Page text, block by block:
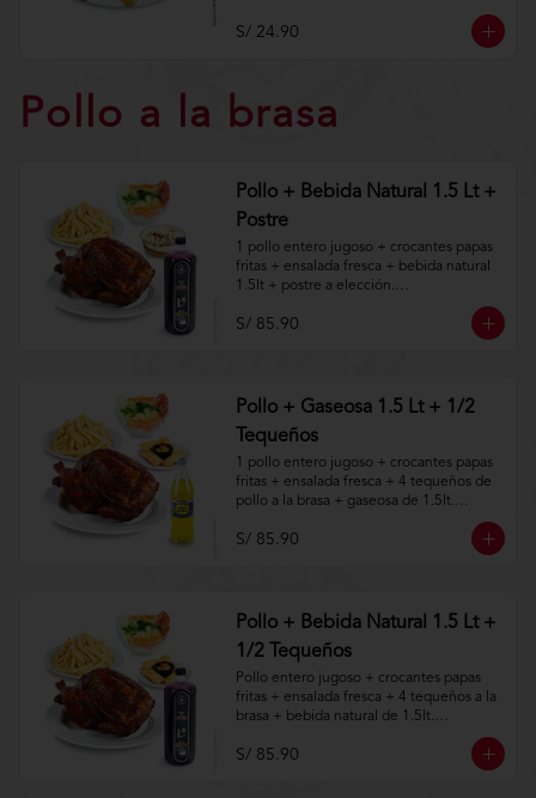
condiciones.https://www.lenaycarbon.co
m/TYCGenerales
S/ 24.90
Pollo a la brasa
Pollo + Bebida Natural 1.5 Lt +
Postre
1 pollo entero jugoso + crocantes papas
fritas + ensalada fresca + bebida natural
1.5lt + postre a elección.
Aplica terminos y
condiciones.https://www.lenaycarbon.co
S/ 85.90
Pollo + Gaseosa 1.5 Lt + 1/2
Tequeños
1 pollo entero jugoso + crocantes papas
fritas + ensalada fresca + 4 tequeños de
pollo a la brasa + gaseosa de 1.5lt.
Aplica terminos y
condiciones.https://www.lenaycarbon.co
S/ 85.90
Pollo + Bebida Natural 1.5 Lt +
1/2 Tequeños
Pollo entero jugoso + crocantes papas
fritas + ensalada fresca + 4 tequeños a la
brasa + bebida natural de 1.5lt.
Aplica terminos y
condiciones.https://www.lenaycarbon.co
S/ 85.90